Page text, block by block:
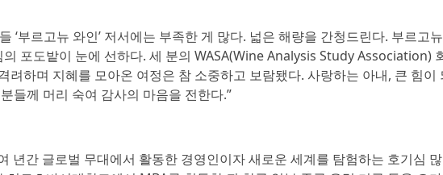
‘부르고뉴 와인’ 저서에는 부족한 게 많다. 넓은 해량을 간청드린다. 부르고
포도밭이 눈에 선하다. 세 분의 WASA(Wine Analysis Study Association)
려하며 지혜를 모아온 여정은 참 소중하고 보람됐다. 사랑하는 아내, 큰 힘이
들께 머리 숙여 감사의 마음을 전한다.”
년간 글로벌 무대에서 활동한 경영인이자 새로운 세계를 탐험하는 호기심